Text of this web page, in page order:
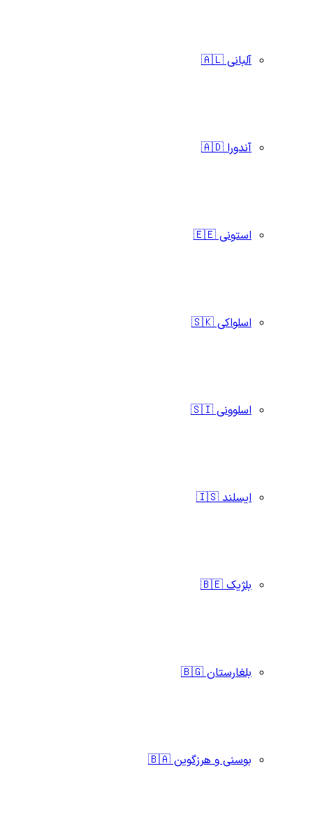
آلبانی 🇦🇱
آندورا 🇦🇩
استونی 🇪🇪
اسلواکی 🇸🇰
اسلوونی 🇸🇮
ایسلند 🇮🇸
بلژیک 🇧🇪
بلغارستان 🇧🇬
بوسنی و هرزگوین 🇧🇦